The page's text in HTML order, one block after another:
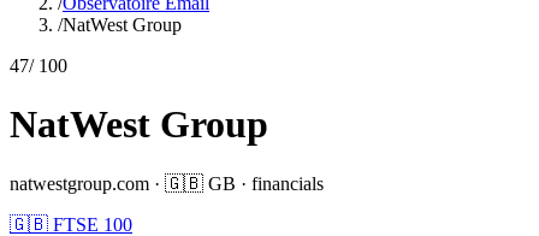
/NatWest Group
47/ 100
NatWest Group
natwestgroup.com · 🇬🇧 GB · financials
🇬🇧 FTSE 100